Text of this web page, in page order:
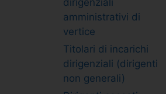
amministrativi di
vertice
Titolari di incarichi
dirigenziali (dirigenti
non generali)